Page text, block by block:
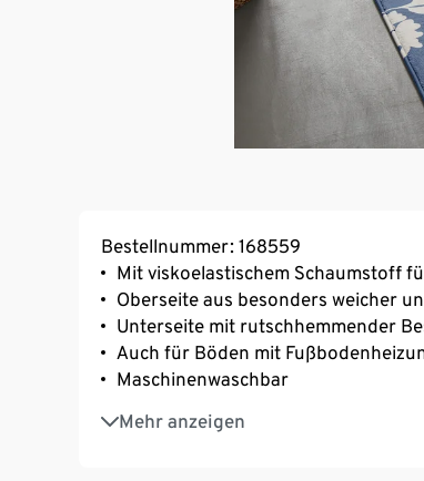
Bestellnummer: 168559
Mit viskoelastischem Schaumstoff
Oberseite aus besonders weicher
Unterseite mit rutschhemmender
Auch für Böden mit
Maschinenwaschbar
Mehr anzeigen
Oberseite aus recyceltem Material